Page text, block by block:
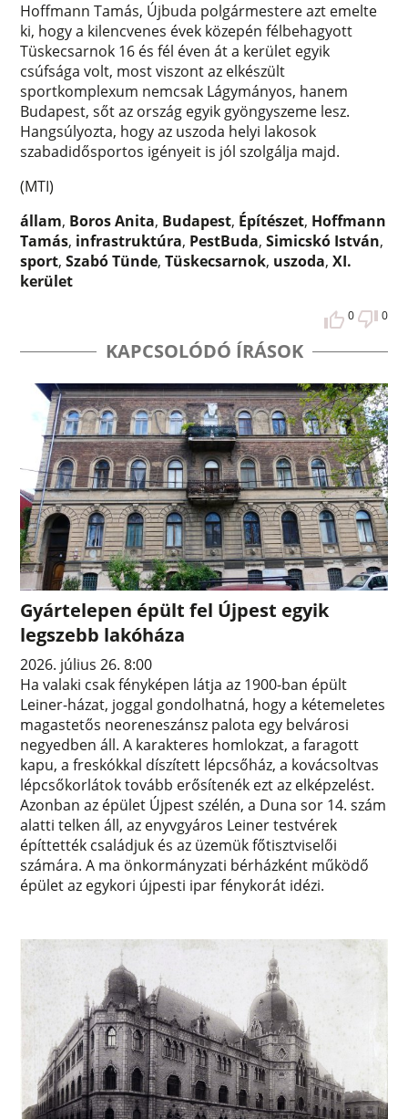
Hoffmann Tamás, Újbuda polgármestere azt emelte
ki, hogy a kilencvenes évek közepén félbehagyott
Tüskecsarnok 16 és fél éven át a kerület egyik
csúfsága volt, most viszont az elkészült
sportkomplexum nemcsak Lágymányos, hanem
Budapest, sőt az ország egyik gyöngyszeme lesz.
Hangsúlyozta, hogy az uszoda helyi lakosok
szabadidősportos igényeit is jól szolgálja majd.
(MTI)
állam, Boros Anita, Budapest, Építészet, Hoffmann
Tamás, infrastruktúra, PestBuda,Simicskó István,
sport,Szabó Tünde,Tüskecsarnok, uszoda,XI.
kerület
0 0
KAPCSOLÓDÓ ÍRÁSOK
Gyártelepen épült fel Újpest egyik
legszebb lakóháza
2026. július 26. 8:00
Ha valaki csak fényképen látja az 1900-ban épült
Leiner-házat, joggal gondolhatná, hogy a kétemeletes
magastetős neoreneszánsz palota egy belvárosi
negyedben áll. A karakteres homlokzat, a faragott
kapu, a freskókkal díszített lépcsőház, a kovácsoltvas
lépcsőkorlátok tovább erősítenék ezt az elképzelést.
Azonban az épület Újpest szélén, a Duna sor 14. szám
alatti telken áll, az enyvgyáros Leiner testvérek
építtették családjuk és az üzemük főtisztviselői
számára. A ma önkormányzati bérházként működő
épület az egykori újpesti ipar fénykorát idézi.